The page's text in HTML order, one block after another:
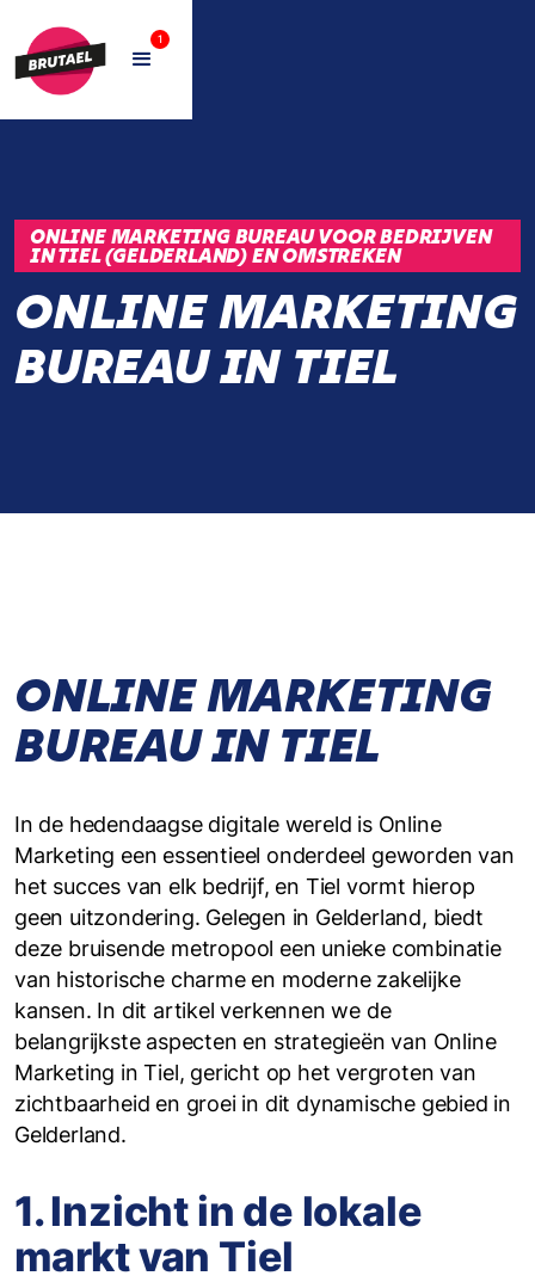
1
ONLINE MARKETING BUREAU VOOR BEDRIJVEN
IN TIEL (GELDERLAND) EN OMSTREKEN
ONLINE MARKETING
BUREAU IN TIEL
ONLINE MARKETING
BUREAU IN TIEL
In de hedendaagse digitale wereld is Online
Marketing een essentieel onderdeel geworden van
het succes van elk bedrijf, en Tiel vormt hierop
geen uitzondering. Gelegen in Gelderland, biedt
deze bruisende metropool een unieke combinatie
van historische charme en moderne zakelijke
kansen. In dit artikel verkennen we de
belangrijkste aspecten en strategieën van Online
Marketing in Tiel, gericht op het vergroten van
zichtbaarheid en groei in dit dynamische gebied in
Gelderland.
1. Inzicht in de lokale
markt van Tiel